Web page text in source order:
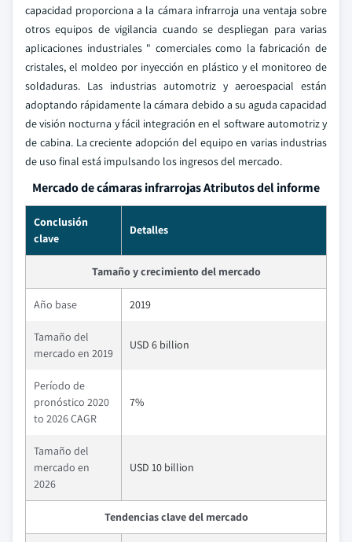
capacidad proporciona a la cámara infrarroja una ventaja sobre
otros equipos de vigilancia cuando se despliegan para varias
aplicaciones industriales " comerciales como la fabricación de
cristales, el moldeo por inyección en plástico y el monitoreo de
soldaduras. Las industrias automotriz y aeroespacial están
adoptando rápidamente la cámara debido a su aguda capacidad
de visión nocturna y fácil integración en el software automotriz y
de cabina. La creciente adopción del equipo en varias industrias
de uso final está impulsando los ingresos del mercado.
Mercado de cámaras infrarrojas Atributos del informe
Conclusión
clave
Detalles
Tamaño y crecimiento del mercado
Año base 2019
Tamaño del
mercado en 2019
USD 6 billion
Período de
pronóstico 2020
to 2026 CAGR
7%
Tamaño del
mercado en
2026
USD 10 billion
Tendencias clave del mercado